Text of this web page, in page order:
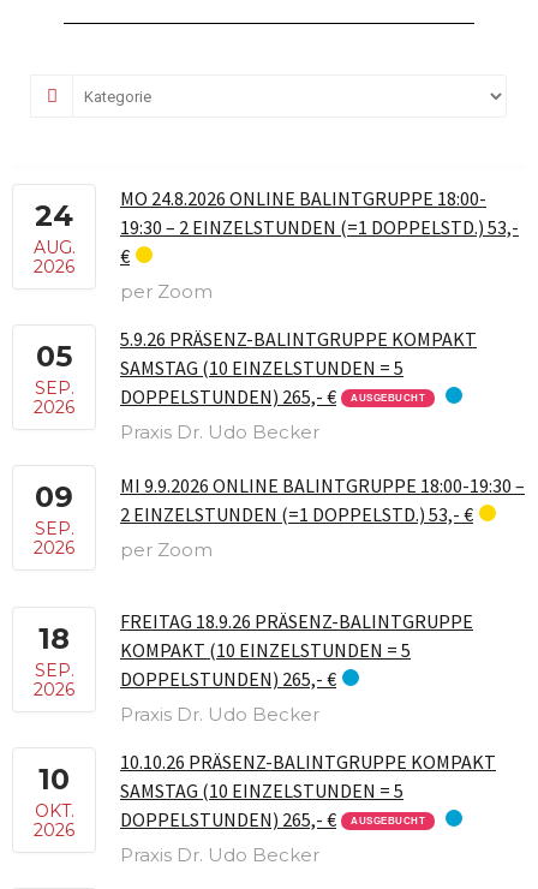
24
AUG.
2026
MO 24.8.2026 ONLINE BALINTGRUPPE 18:00-
19:30 – 2 EINZELSTUNDEN (=1 DOPPELSTD.) 53,-
€
per Zoom
05
SEP.
2026
5.9.26 PRÄSENZ-BALINTGRUPPE KOMPAKT
SAMSTAG (10 EINZELSTUNDEN = 5
DOPPELSTUNDEN) 265,- €
AUSGEBUCHT
Praxis Dr. Udo Becker
09
SEP.
2026
MI 9.9.2026 ONLINE BALINTGRUPPE 18:00-19:30 –
2 EINZELSTUNDEN (=1 DOPPELSTD.) 53,- €
per Zoom
18
SEP.
2026
FREITAG 18.9.26 PRÄSENZ-BALINTGRUPPE
KOMPAKT (10 EINZELSTUNDEN = 5
DOPPELSTUNDEN) 265,- €
Praxis Dr. Udo Becker
10
OKT.
2026
10.10.26 PRÄSENZ-BALINTGRUPPE KOMPAKT
SAMSTAG (10 EINZELSTUNDEN = 5
DOPPELSTUNDEN) 265,- €
AUSGEBUCHT
Praxis Dr. Udo Becker